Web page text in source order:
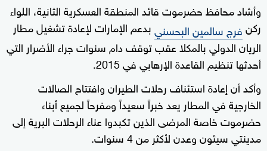
وأشاد محافظ حضرموت قائد المنطقة العسكرية الثانية، اللواء
ركنفرج سالمين البحسنيبدعم الإمارات لإعادة تشغيل مطار
الريان الدولي بالمكلا عقب توقف دام سنوات جراء الأضرار التي
أحدثها تنظيم القاعدة الإرهابي في 2015.
وأكد أن إعادة استئناف رحلات الطيران وافتتاح الصالات
الخارجية في المطار يعد خبراً سعيداً ومفرحاً لجميع أبناء
حضرموت خاصة المرضى الذين تكبدوا عناء الرحلات البرية إلى
مدينتي سيئون وعدن لأكثر من 4 سنوات.